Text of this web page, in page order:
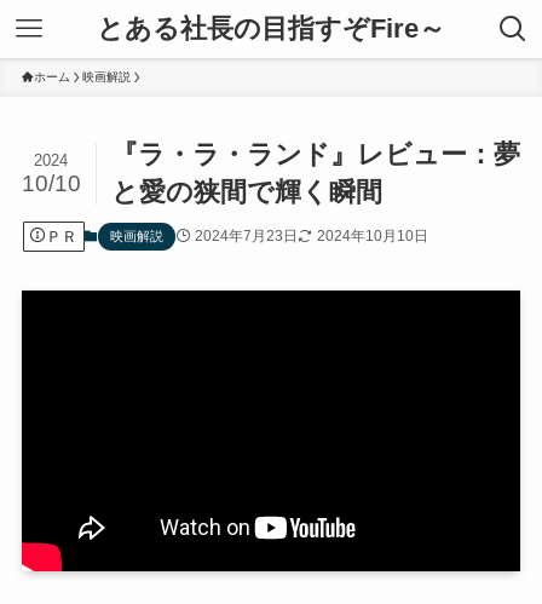
とある社長の目指すぞFire～
ホーム 映画解説
『ラ・ラ・ランド』レビュー：夢
と愛の狭間で輝く瞬間
2024
10/10
ＰＲ 映画解説 2024年7月23日 2024年10月10日